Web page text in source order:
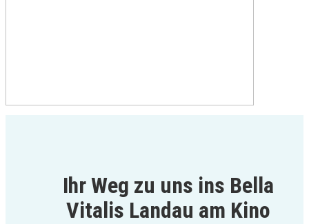
Ihr Weg zu uns ins Bella
Vitalis Landau am Kino